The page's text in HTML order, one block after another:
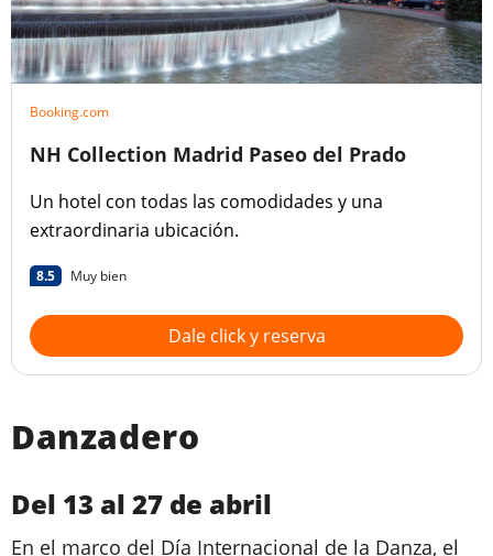
Booking.com
NH Collection Madrid Paseo del Prado
Un hotel con todas las comodidades y una
extraordinaria ubicación.
8.5 Muy bien
Dale click y reserva
Danzadero
Del 13 al 27 de abril
En el marco del Día Internacional de la Danza, el